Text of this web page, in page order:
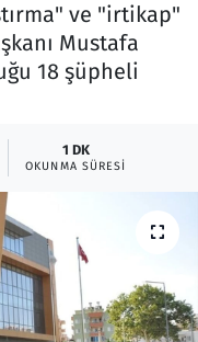
ve "irtikap"
Mustafa
18 şüpheli
1 DK
OKUNMA SÜRESI